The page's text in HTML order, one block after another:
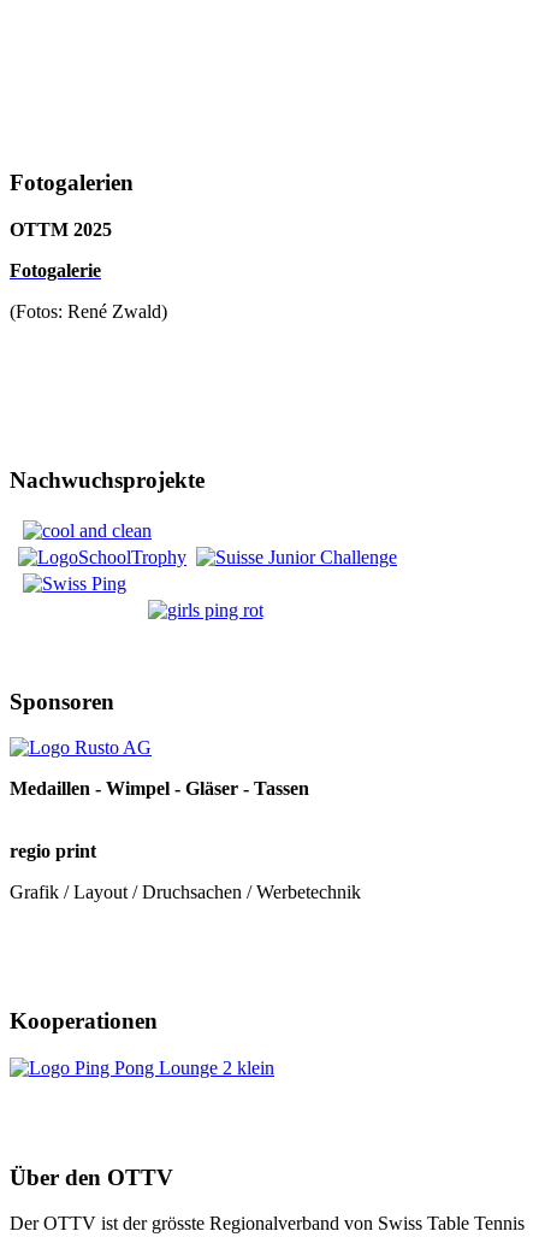
Fotogalerien
OTTM 2025
Fotogalerie
(Fotos: René Zwald)
Nachwuchsprojekte
Sponsoren
Medaillen - Wimpel - Gläser - Tassen
regio print
Grafik / Layout / Druchsachen / Werbetechnik
Kooperationen
Über den OTTV
Der OTTV ist der grösste Regionalverband von Swiss Table Tennis